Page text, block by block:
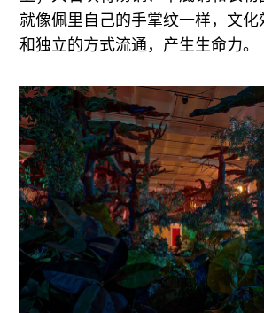
就像佩里自己的手掌纹一样，文化
和独立的方式流通，产生生命力。